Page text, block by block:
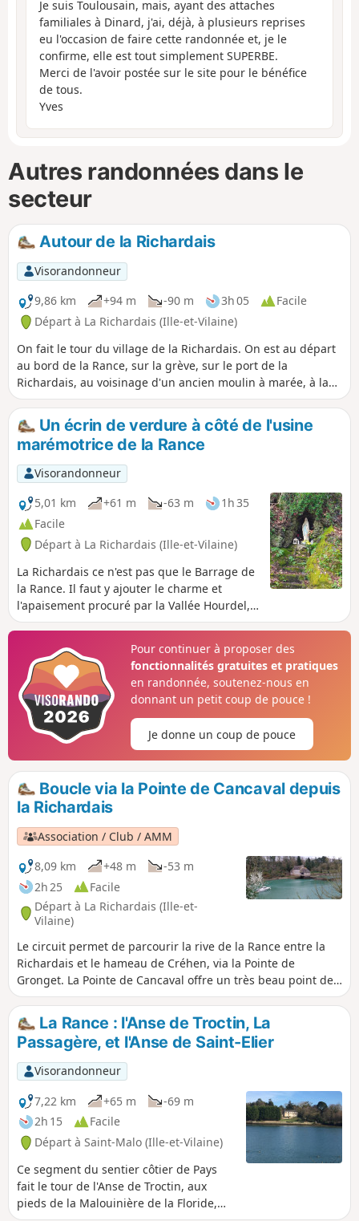
Je suis Toulousain, mais, ayant des attaches
familiales à Dinard, j'ai, déjà, à plusieurs reprises
eu l'occasion de faire cette randonnée et, je le
confirme, elle est tout simplement SUPERBE.
Merci de l'avoir postée sur le site pour le bénéfice
de tous.
Yves
Autres randonnées dans le
secteur
Autour de la Richardais
Visorandonneur
9,86 km
+94 m -90 m 3h 05
Facile
Départ à La Richardais (Ille-et-Vilaine)
On fait le tour du village de la Richardais. On est au départ
au bord de la Rance, sur la grève, sur le port de la
Richardais, au voisinage d'un ancien moulin à marée, à la
Pointe de Cancaval. On revient par l'intérieur le plus
possible par des chemins en sous-bois.
Un écrin de verdure à côté de l'usine
marémotrice de la Rance
Visorandonneur
5,01 km
+61 m -63 m
1h 35
Facile
Départ à La Richardais (Ille-et-Vilaine)
La Richardais ce n'est pas que le Barrage de
la Rance. Il faut y ajouter le charme et
l'apaisement procuré par la Vallée Hourdel,
et son sous-bois, et parcourir les berges de
marée installés autrefois sur le site du
Moulin Neuf.
Pour continuer à proposer des
fonctionnalités gratuites et pratiques
en randonnée, soutenez-nous en
donnant un petit coup de pouce !
Je donne un coup de pouce
Boucle via la Pointe de Cancaval depuis
la Richardais
Association / Club / AMM
8,09 km
+48 m
-53 m
2h 25
Facile
Départ à La Richardais (Ille-et-
Vilaine)
Le circuit permet de parcourir la rive de la Rance entre la
Richardais et le hameau de Créhen, via la Pointe de
Gronget. La Pointe de Cancaval offre un très beau point de
vue sur la Rance, le barrage du même nom et la cité d'Alet
vers Saint-Malo.
La Rance : l'Anse de Troctin, La
Passagère, et l'Anse de Saint-Elier
Visorandonneur
7,22 km
+65 m
-69 m
2h 15
Facile
Départ à Saint-Malo (Ille-et-Vilaine)
Ce segment du sentier côtier de Pays
fait le tour de l'Anse de Troctin, aux
pieds de la Malouinière de la Floride,